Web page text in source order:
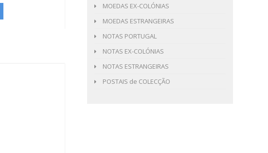
MOEDAS EX-COLÓNIAS
MOEDAS ESTRANGEIRAS
NOTAS PORTUGAL
NOTAS EX-COLÓNIAS
NOTAS ESTRANGEIRAS
POSTAIS de COLECÇÃO